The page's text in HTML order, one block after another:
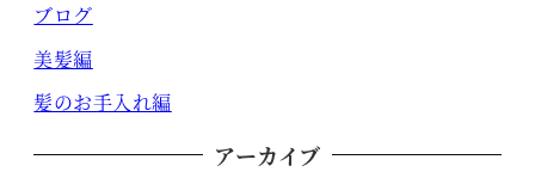
ブログ
美髪編
髪のお手入れ編
アーカイブ